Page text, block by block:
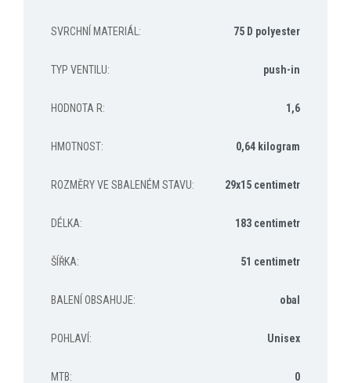
SVRCHNÍ MATERIÁL : 75 D polyester
TYP VENTILU: push-in
HODNOTA R: 1,6
HMOTNOST: 0,64 kilogram
ROZMĚRY VE SBALENÉM STAVU: 29x15 centimetr
DÉLKA: 183 centimetr
ŠÍŘKA: 51 centimetr
BALENÍ OBSAHUJE: obal
POHLAVÍ : Unisex
MTB: 0